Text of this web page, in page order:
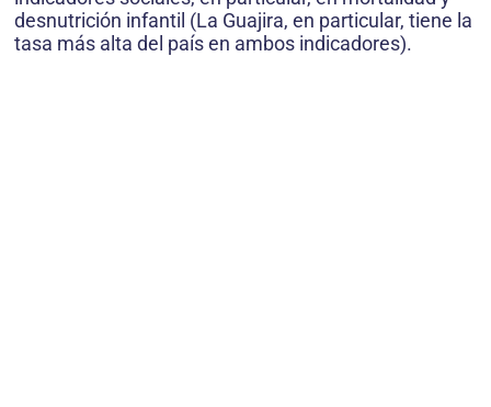
desnutrición infantil (La Guajira, en particular, tiene la
tasa más alta del país en ambos indicadores).